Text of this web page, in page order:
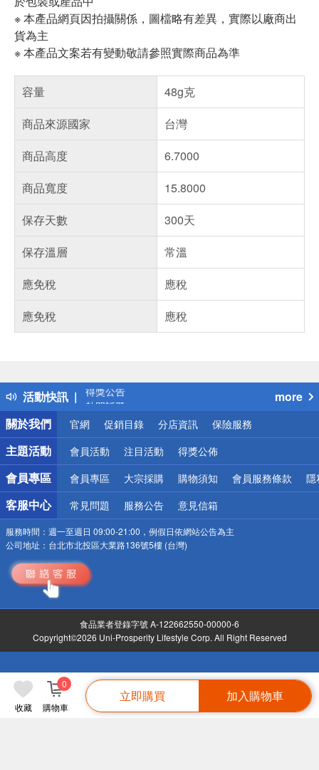
收藏 購物車
0
立即購買 加入購物車
※ 本產品網頁因拍攝關係，圖檔略有差異，實際以廠商出
貨為主
※ 本產品文案若有變動敬請參照實際商品為準
容量
48g克
商品來源國家
台灣
商品高度
6.7000
商品寬度
15.8000
保存天數
300天
保存溫層
常溫
應免稅
應稅
應免稅
應稅
活動快訊
得獎公告
熱門話題
銀行優惠
偏遠地區配送
詐騙網頁！請小心！
more
關於我們
官網 促銷目錄 分店資訊 保險服務
主題活動 會員活動 注目活動 得獎公佈
會員專區 會員專區 大宗採購 購物須知 會員服務條款 隱
客服中心 常見問題 服務公告 意見信箱
服務時間： 週一至週日 09:00-21:00，例假日依網站公告為主
公司地址： 台北市北投區大業路136號5樓 (台灣)
食品業者登錄字號 A-122662550-00000-6
Copyright©2026 Uni-Prosperity Lifestyle Corp. All Right Reserved